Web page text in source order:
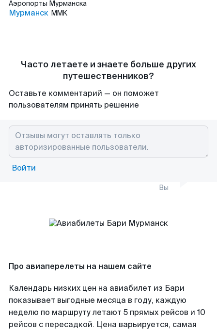
Аэропорты Мурманска
Мурманск MMK
Часто летаете и знаете больше других
путешественников?
Оставьте комментарий — он поможет
пользователям принять решение
Войти
Вы
Про авиаперелеты на нашем сайте
Календарь низких цен на авиабилет из Бари
показывает выгодные месяца в году, каждую
неделю по маршруту летают 5 прямых рейсов и 10
рейсов с пересадкой. Цена варьируется, самая